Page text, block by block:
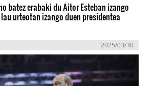
batez erabaki du Aitor Esteban izango
urteotan izango duen presidentea
2025/03/30